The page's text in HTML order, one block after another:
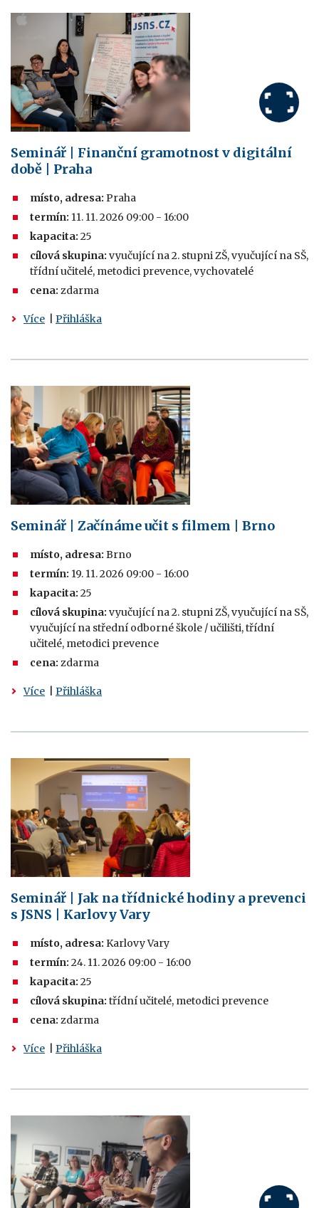
Seminář | Finanční gramotnost v digitální
době | Praha
místo, adresa: Praha
termín: 11. 11. 2026 09:00 - 16:00
kapacita: 25
cílová skupina: vyučující na 2. stupni ZŠ, vyučující na SŠ,
třídní učitelé, metodici prevence, vychovatelé
cena: zdarma
Více Přihláška
Seminář | Začínáme učit s filmem | Brno
místo, adresa: Brno
termín: 19. 11. 2026 09:00 - 16:00
kapacita: 25
cílová skupina: vyučující na 2. stupni ZŠ, vyučující na SŠ,
vyučující na střední odborné škole / učilišti, třídní
učitelé, metodici prevence
cena: zdarma
Více Přihláška
Seminář | Jak na třídnické hodiny a prevenci
s JSNS | Karlovy Vary
místo, adresa: Karlovy Vary
termín: 24. 11. 2026 09:00 - 16:00
kapacita: 25
cílová skupina: třídní učitelé, metodici prevence
cena: zdarma
Více Přihláška